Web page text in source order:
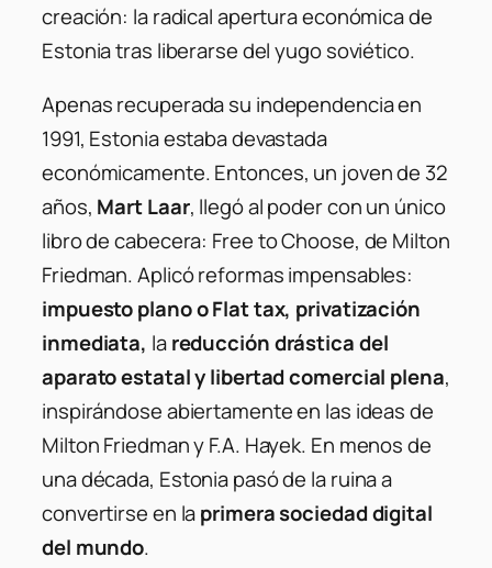
creación: la radical apertura económica de
Estonia tras liberarse del yugo soviético.
Apenas recuperada su independencia en
1991, Estonia estaba devastada
económicamente. Entonces, un joven de 32
años, Mart Laar, llegó al poder con un único
libro de cabecera: Free to Choose, de Milton
Friedman. Aplicó reformas impensables:
impuesto plano o Flat tax, privatización
inmediata, lareducción drástica del
aparato estatal y libertad comercial plena,
inspirándose abiertamente en las ideas de
Milton Friedman y F.A. Hayek. En menos de
una década, Estonia pasó de la ruina a
convertirse en laprimera sociedad digital
del mundo.